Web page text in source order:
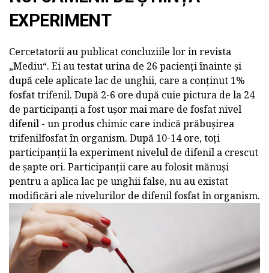
EXPERIMENT
Cercetatorii au publicat concluziile lor in revista
„Mediu“. Ei au testat urina de 26 pacienți înainte și
după cele aplicate lac de unghii, care a conținut 1%
fosfat trifenil. După 2-6 ore după cuie pictura de la 24
de participanți a fost ușor mai mare de fosfat nivel
difenil - un produs chimic care indică prăbușirea
trifenilfosfat în organism. După 10-14 ore, toți
participanții la experiment nivelul de difenil a crescut
de șapte ori. Participanții care au folosit mănuși
pentru a aplica lac pe unghii false, nu au existat
modificări ale nivelurilor de difenil fosfat în organism.